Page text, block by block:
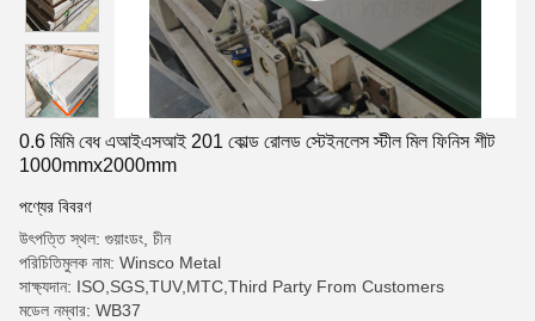
0.6 মিমি বেধ এআইএসআই 201 কোল্ড রোলড স্টেইনলেস স্টীল মিল ফিনিস শীট
1000mmx2000mm
পণ্যের বিবরণ
উৎপত্তি স্থল: গুয়াংডং, চীন
পরিচিতিমুলক নাম: Winsco Metal
সাক্ষ্যদান: ISO,SGS,TUV,MTC,Third Party From Customers
মডেল নম্বার: WB37